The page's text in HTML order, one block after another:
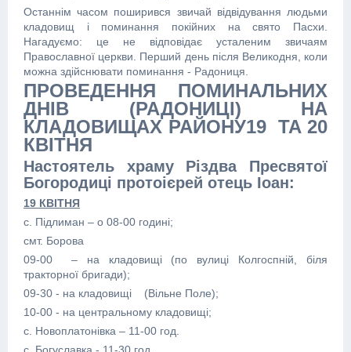
Останнім часом поширився звичай відвідування людьми
кладовищ і поминання покійних на свято Пасхи.
Нагадуємо: це не відповідає усталеним звичаям
Православної церкви. Перший день після Великодня, коли
можна здійснювати поминання - Радониця.
ПРОВЕДЕННЯ ПОМИНАЛЬНИХ
ДНІВ (РАДОНИЦІ) НА
КЛАДОВИЩАХ РАЙОНУ19 ТА 20
КВІТНЯ
Настоятель храму Різдва Пресвятої
Богородиці протоієрей отець Іоан:
19 КВІТНЯ
с. Підлиман – о 08-00 годині;
смт. Борова
09-00 – на кладовищі (по вулиці Колгоспній, біля
тракторної бригади);
09-30 - на кладовищі (Вільне Поле);
10-00 - на центральному кладовищі;
с. Новоплатонівка – 11-00 год.